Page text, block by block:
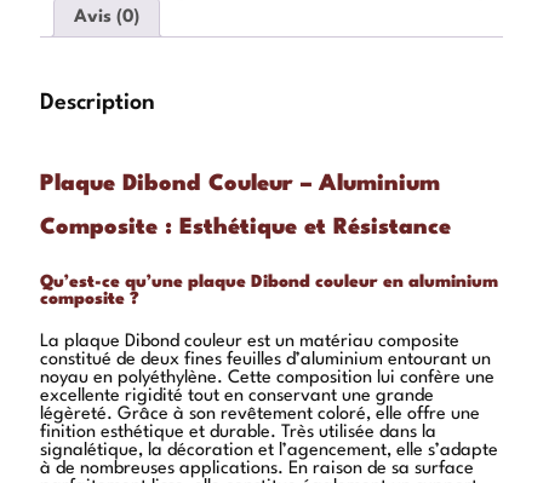
Avis (0)
Description
Plaque Dibond Couleur – Aluminium
Composite : Esthétique et Résistance
Qu’est-ce qu’une plaque Dibond couleur en aluminium
composite ?
La plaque Dibond couleur est un matériau composite
constitué de deux fines feuilles d’aluminium entourant un
noyau en polyéthylène. Cette composition lui confère une
excellente rigidité tout en conservant une grande
légèreté. Grâce à son revêtement coloré, elle offre une
finition esthétique et durable. Très utilisée dans la
signalétique, la décoration et l’agencement, elle s’adapte
à de nombreuses applications. En raison de sa surface